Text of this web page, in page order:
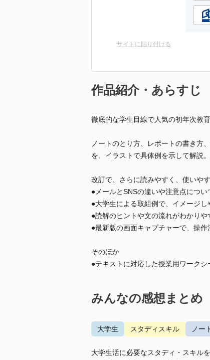
サイトに貼り付ける
作品紹介・あらすじ
徹底的な学生目線で人気の初年次教
ノートのとり方、レポートの書き方
を、イラストで具体例を示して解説
改訂で、さらに読みやすく、使いや
●メールとSNSの違いや注意点につい
●大学生による取組例で、イメージし
●読解のヒントや文の流れがわかりや
●最新版の画面キャプチャーで、操
そのほか
●テキストに対応した授業用ワークシ
みんなの感想まとめ
大学生 スタディスキル ノー
大学生活に必要なスタディ・スキル